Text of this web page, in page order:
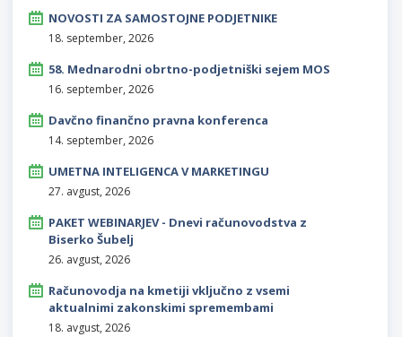
NOVOSTI ZA SAMOSTOJNE PODJETNIKE
18. september, 2026
58. Mednarodni obrtno-podjetniški sejem MOS
16. september, 2026
Davčno finančno pravna konferenca
14. september, 2026
UMETNA INTELIGENCA V MARKETINGU
27. avgust, 2026
PAKET WEBINARJEV - Dnevi računovodstva z
Biserko Šubelj
26. avgust, 2026
Računovodja na kmetiji vključno z vsemi
aktualnimi zakonskimi spremembami
18. avgust, 2026